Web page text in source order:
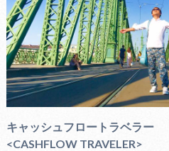
キャッシュフロートラベラー
<CASHFLOW TRAVELER>